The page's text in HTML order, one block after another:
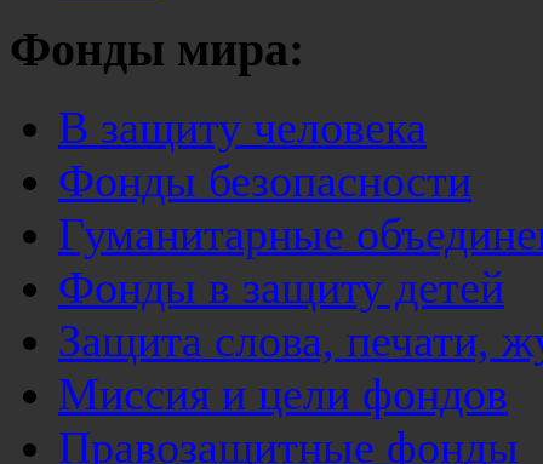
Фонды мира:
В защиту человека
Фонды безопасности
Гуманитарные
Фонды в защиту детей
Защита слова, печати,
Миссия и цели фондов
Правозащитные фонды